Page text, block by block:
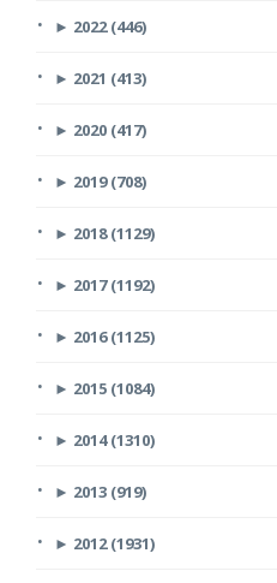
► 2022 (446)
► 2021 (413)
► 2020 (417)
► 2019 (708)
► 2018 (1129)
► 2017 (1192)
► 2016 (1125)
► 2015 (1084)
► 2014 (1310)
► 2013 (919)
► 2012 (1931)